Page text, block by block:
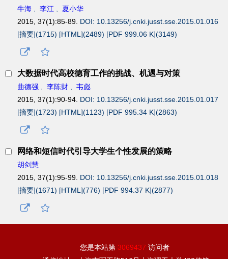
牛海 李江
夏小华
2015, 37(1):85-89. DOI: 10.13256/j.cnki.jusst.sse.2015.01.016
[摘要](1715) [HTML](2489) [PDF 999.06 K](3149)
大数据时代高校德育工作的挑战、机遇与对策
曲德强 李陈财
韦彪
2015, 37(1):90-94. DOI: 10.13256/j.cnki.jusst.sse.2015.01.017
[摘要](1723) [HTML](1123) [PDF 995.34 K](2863)
网络和短信时代引导大学生个性发展的策略
胡剑慧
2015, 37(1):95-99. DOI: 10.13256/j.cnki.jusst.sse.2015.01.018
[摘要](1671) [HTML](776) [PDF 994.37 K](2877)
您是本站第3069437 访问者